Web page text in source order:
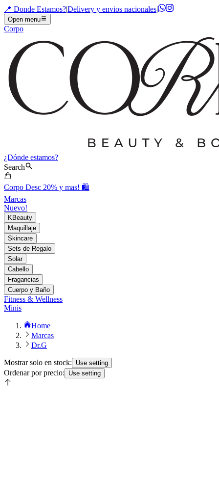
📍 Donde Estamos?|Delivery y envios nacionales|
Open menu
Corpo
¿Dónde estamos?
Search
Corpo Desc 20% y mas! 🛍️
Marcas
Nuevo!
KBeauty
Maquillaje
Skincare
Sets de Regalo
Solar
Cabello
Fragancias
Cuerpo y Baño
Fitness & Wellness
Minis
Home
Marcas
Dr.G
Mostrar solo en stock: Use setting
Ordenar por precio: Use setting